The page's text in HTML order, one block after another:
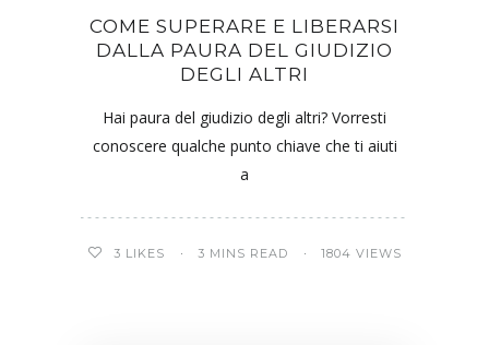
COME SUPERARE E LIBERARSI
DALLA PAURA DEL GIUDIZIO
DEGLI ALTRI
Hai paura del giudizio degli altri? Vorresti
conoscere qualche punto chiave che ti aiuti
a
3 LIKES 3 MINS READ 1804 VIEWS